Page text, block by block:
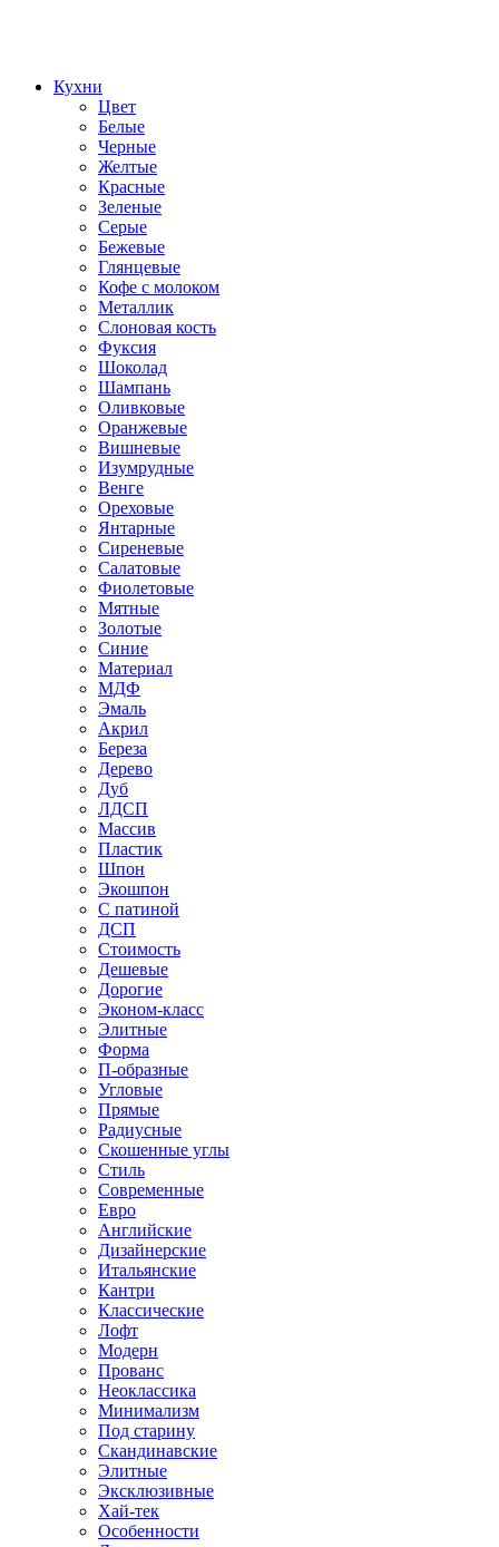
Кухни
Цвет
Белые
Черные
Желтые
Красные
Зеленые
Серые
Бежевые
Глянцевые
Кофе с молоком
Металлик
Слоновая кость
Фуксия
Шоколад
Шампань
Оливковые
Оранжевые
Вишневые
Изумрудные
Венге
Ореховые
Янтарные
Сиреневые
Салатовые
Фиолетовые
Мятные
Золотые
Синие
Материал
МДФ
Эмаль
Акрил
Береза
Дерево
Дуб
ЛДСП
Массив
Пластик
Шпон
Экошпон
С патиной
ДСП
Стоимость
Дешевые
Дорогие
Эконом-класс
Элитные
Форма
П-образные
Угловые
Прямые
Радиусные
Скошенные углы
Стиль
Современные
Евро
Английские
Дизайнерские
Итальянские
Кантри
Классические
Лофт
Модерн
Прованс
Неоклассика
Минимализм
Под старину
Скандинавские
Элитные
Эксклюзивные
Хай-тек
Особенности